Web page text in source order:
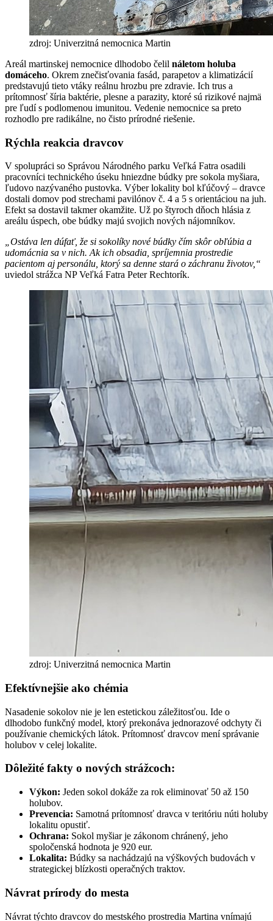
zdroj: Univerzitná nemocnica Martin
Areál martinskej nemocnice dlhodobo čelil náletom holuba
domáceho. Okrem znečisťovania fasád, parapetov a klimatizácií
predstavujú tieto vtáky reálnu hrozbu pre zdravie. Ich trus a
prítomnosť šíria baktérie, plesne a parazity, ktoré sú rizikové najmä
pre ľudí s podlomenou imunitou. Vedenie nemocnice sa preto
rozhodlo pre radikálne, no čisto prírodné riešenie.
Rýchla reakcia dravcov
V spolupráci so Správou Národného parku Veľká Fatra osadili
pracovníci technického úseku hniezdne búdky pre sokola myšiara,
ľudovo nazývaného pustovka. Výber lokality bol kľúčový – dravce
dostali domov pod strechami pavilónov č. 4 a 5 s orientáciou na juh.
Efekt sa dostavil takmer okamžite. Už po štyroch dňoch hlásia z
areálu úspech, obe búdky majú svojich nových nájomníkov.
„Ostáva len dúfať, že si sokolíky nové búdky čím skôr obľúbia a
udomácnia sa v nich. Ak ich obsadia, spríjemnia prostredie
pacientom aj personálu, ktorý sa denne stará o záchranu životov,“
uviedol strážca NP Veľká Fatra Peter Rechtorík.
zdroj: Univerzitná nemocnica Martin
Efektívnejšie ako chémia
Nasadenie sokolov nie je len estetickou záležitosťou. Ide o
dlhodobo funkčný model, ktorý prekonáva jednorazové odchyty či
používanie chemických látok. Prítomnosť dravcov mení správanie
holubov v celej lokalite.
Dôležité fakty o nových strážcoch:
Výkon: Jeden sokol dokáže za rok eliminovať 50 až 150
holubov.
Prevencia: Samotná prítomnosť dravca v teritóriu núti holuby
lokalitu opustiť.
Ochrana: Sokol myšiar je zákonom chránený, jeho
spoločenská hodnota je 920 eur.
Lokalita: Búdky sa nachádzajú na výškových budovách v
strategickej blízkosti operačných traktov.
Návrat prírody do mesta
Návrat týchto dravcov do mestského prostredia Martina vnímajú